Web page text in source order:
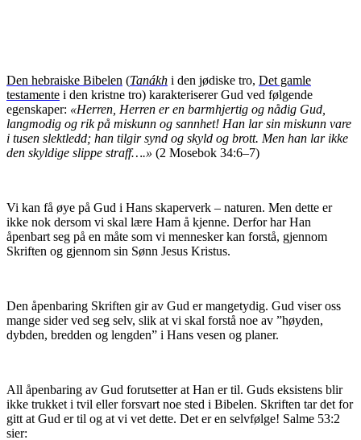
Den hebraiske Bibelen (Tanákh i den jødiske tro, Det gamle
testamente i den kristne tro) karakteriserer Gud ved følgende
egenskaper: «Herren, Herren er en barmhjertig og nådig Gud,
langmodig og rik på miskunn og sannhet! Han lar sin miskunn vare
i tusen slektledd; han tilgir synd og skyld og brott. Men han lar ikke
den skyldige slippe straff….» (2 Mosebok 34:6–7)
Vi kan få øye på Gud i Hans skaperverk – naturen. Men dette er
ikke nok dersom vi skal lære Ham å kjenne. Derfor har Han
åpenbart seg på en måte som vi mennesker kan forstå, gjennom
Skriften og gjennom sin Sønn Jesus Kristus.
Den åpenbaring Skriften gir av Gud er mangetydig. Gud viser oss
mange sider ved seg selv, slik at vi skal forstå noe av ”høyden,
dybden, bredden og lengden” i Hans vesen og planer.
All åpenbaring av Gud forutsetter at Han er til. Guds eksistens blir
ikke trukket i tvil eller forsvart noe sted i Bibelen. Skriften tar det for
gitt at Gud er til og at vi vet dette. Det er en selvfølge! Salme 53:2
sier: